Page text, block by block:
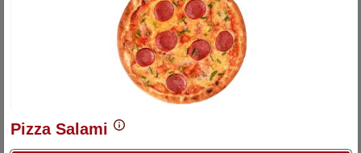
Pizza Salami